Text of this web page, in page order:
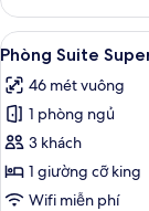
Phòng
Tiêu
chuẩn
Xem
tất
cả
ảnh
Phòng
Suite
Superior,
8
Phòng Suite
46 mét vuông
1 phòng ngủ
3 khách
1 giường cỡ king
Wifi miễn phí